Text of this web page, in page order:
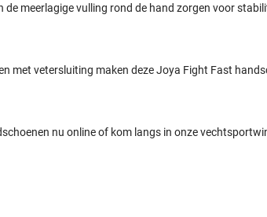
de meerlagige vulling rond de hand zorgen voor
met vetersluiting maken deze Joya Fight Fast
nu online of kom langs in onze